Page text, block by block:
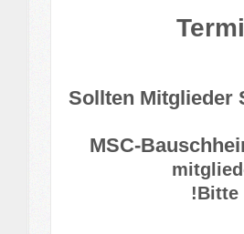
Sollten Mitglieder
MSC-
!Bitte